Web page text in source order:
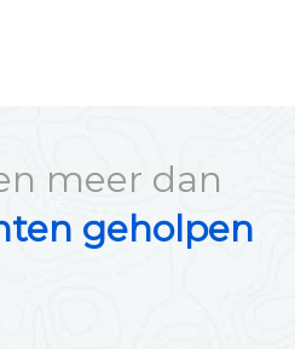
meer dan
geholpen